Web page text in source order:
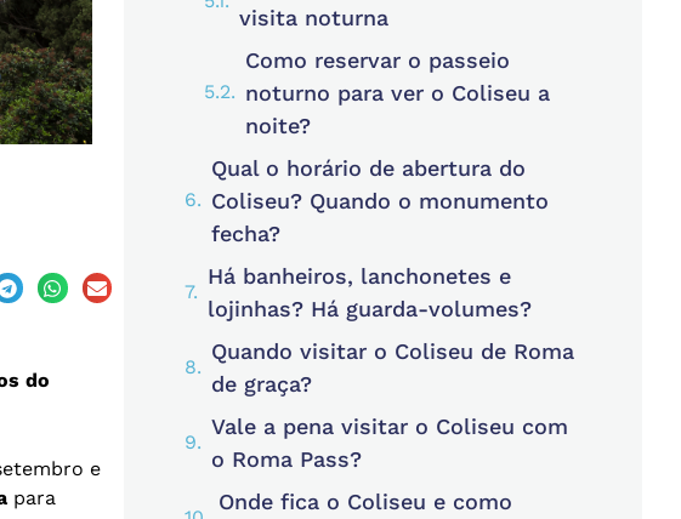
do
e
para
visita noturna
Como reservar o passeio
noturno para ver o Coliseu a
noite?
Qual o horário de abertura do
Coliseu? Quando o monumento
fecha?
Há banheiros, lanchonetes e
lojinhas? Há guarda-volumes?
Quando visitar o Coliseu de Roma
de graça?
Vale a pena visitar o Coliseu com
o Roma Pass?
Onde fica o Coliseu e como